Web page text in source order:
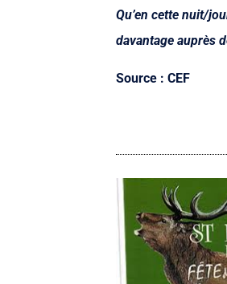
Qu’en cette nuit/
davantage auprès
Source : CEF